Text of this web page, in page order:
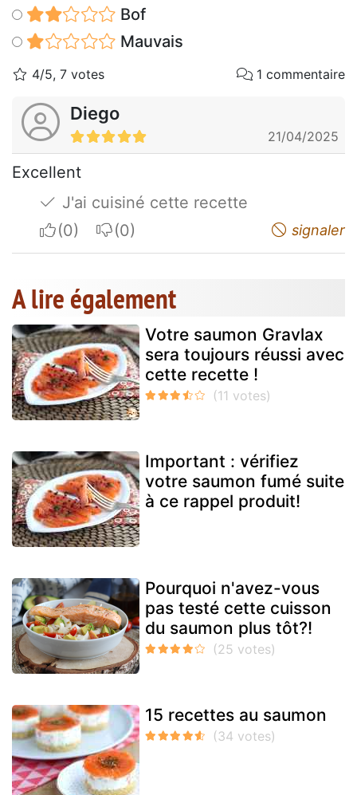
Bof
Mauvais
4/5, 7 votes 1 commentaire
Diego
21/04/2025
Excellent
J'ai cuisiné cette recette
I apreciateI do not appreciate signaler
A lire également
Votre saumon Gravlax
sera toujours réussi avec
cette recette !
Important : vérifiez
votre saumon fumé suite
à ce rappel produit!
Pourquoi n'avez-vous
pas testé cette cuisson
du saumon plus tôt?!
15 recettes au saumon